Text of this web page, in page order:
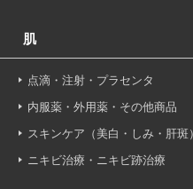
、訂正、更新、削除、利
肌
点滴・注射・プラセンタ
内服薬・外用薬・その他商品
スキンケア（美白・しみ・肝斑）
ニキビ治療・ニキビ跡治療